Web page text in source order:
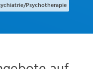
Psychotherapie